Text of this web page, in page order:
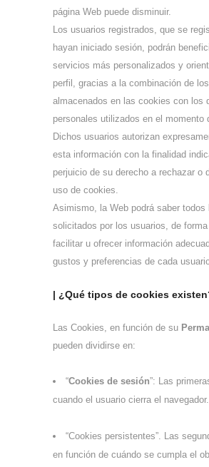
página Web puede disminuir.
Los usuarios registrados, que se
hayan iniciado sesión, podrán
servicios más personalizados y
perfil, gracias a la combinación de
almacenados en las cookies con los
personales utilizados en el momento
Dichos usuarios autorizan
esta información con la finalidad
perjuicio de su derecho a rechazar o
uso de cookies.
Asimismo, la Web podrá saber todos
solicitados por los usuarios, de
facilitar u ofrecer información
gustos y preferencias de cada
| ¿Qué tipos de cookies
Las Cookies, en función de su
pueden dividirse en:
“Cookies de sesión”: Las
cuando el usuario cierra el navegador.
“Cookies persistentes”. Las
en función de cuándo se cumpla el